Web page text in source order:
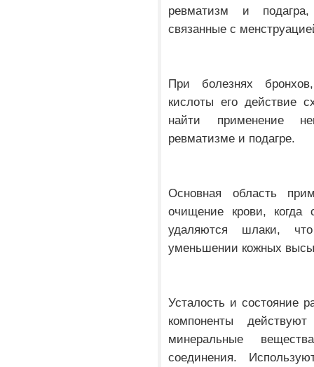
ревматизм и
связанные с
При болезнях
кислоты его действие
найти применение
ревматизме и подагре.
Основная область
очищение крови,
удаляются шлаки,
уменьшении кожных
Усталость и состояние
компоненты
минеральные
соединения.